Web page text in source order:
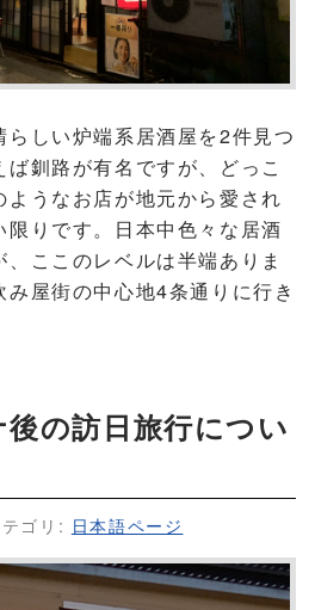
しい炉端系居酒屋を2件見つ
釧路が有名ですが、どっこ
うなお店が地元から愛され
りです。日本中色々な居酒
ここのレベルは半端ありま
屋街の中心地4条通りに行き
の訪日旅行につい
ゴリ: 日本語ページ